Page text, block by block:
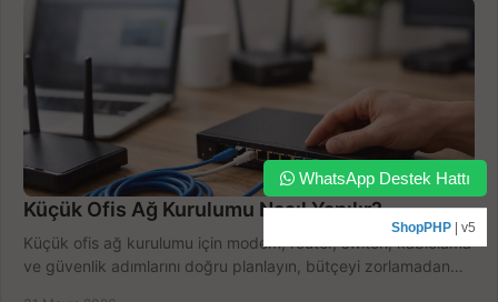
Küçük Ofis Ağ Kurulumu Nasıl Yapılır?
Küçük ofis ağ kurulumu için modem, router, switch, kablolama
ve güvenlik adımlarını doğru planlayın, bütçeyi zorlamadan
WhatsApp Destek Hattı
ShopPHP | v5